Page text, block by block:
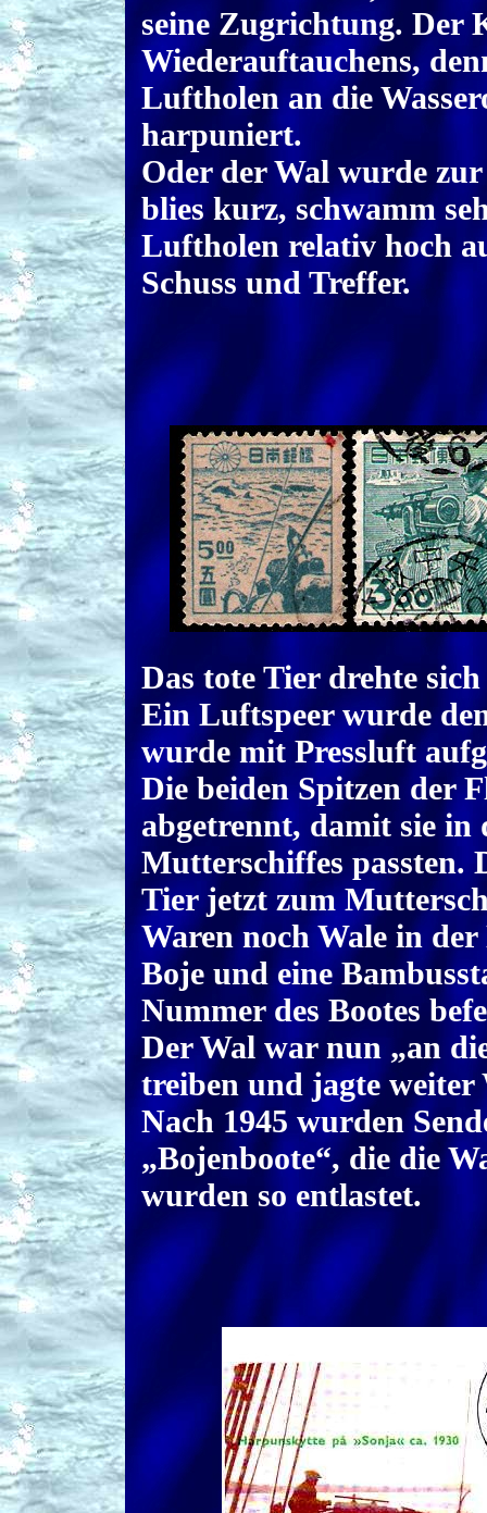
seine Zugrichtung. Der
Wiederauftauchens,
Luftholen an die
harpuniert.
Oder der Wal wurde
blies kurz, schwamm
Luftholen relativ hoch
Schuss und Treffer.
Das tote Tier drehte
Ein Luftspeer wurde
wurde mit Pressluft
Die beiden Spitzen der
abgetrennt, damit sie in
Mutterschiffes passten.
Tier jetzt zum
Waren noch Wale in
Boje und eine
Nummer des Bootes
Der Wal war nun „an
treiben und jagte weiter
Nach 1945 wurden
„Bojenboote“, die die
wurden so entlastet.